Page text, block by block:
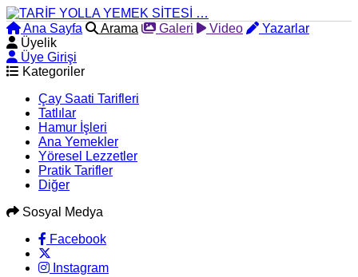
Ana Sayfa Arama Galeri Video
Yazarlar
Üyelik
Üye Girişi
Kategoriler
Çay Saati Tarifleri
Tatlılar
Hamur İşleri
Ana Yemekler
Yöresel Lezzetler
Pratik Tarifler
Diğer
Sosyal Medya
Facebook
Instagram